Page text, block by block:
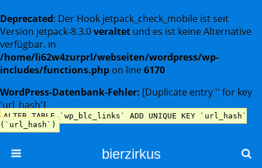
Deprecated: Der Hook jetpack_check_mobile ist seit
Version jetpack-8.3.0veraltet und es ist keine Alternative
verfügbar. in
/home/li62w4zurprl/webseiten/wordpress/wp-
includes/functions.php on line6170
WordPress-Datenbank-Fehler: [Duplicate entry '' for key
'url_hash']
ALTER TABLE `wp_blc_links` ADD UNIQUE KEY `url_hash`
(`url_hash`)
bierzirkus